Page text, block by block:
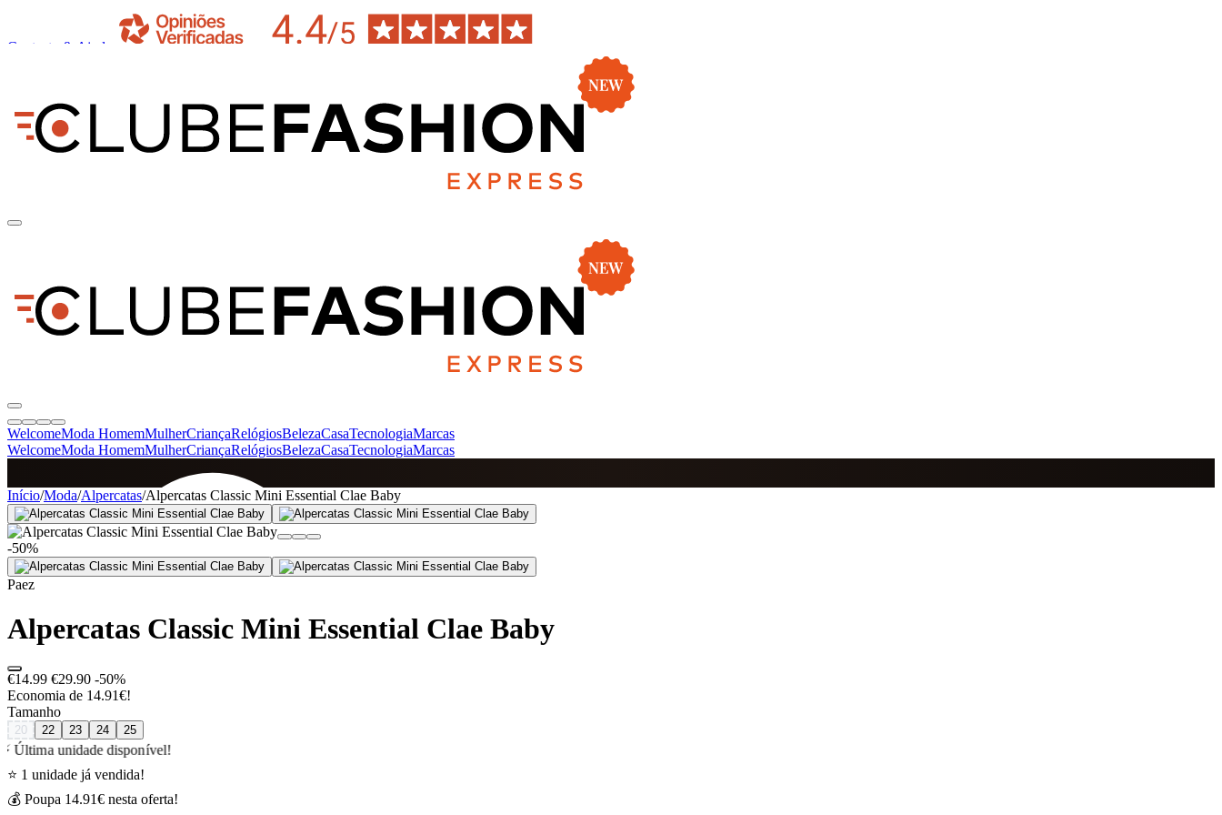
Contacto & Ajuda
WelcomeModa HomemMulherCriançaRelógiosBelezaCasaTecnologiaMarcas
WelcomeModa HomemMulherCriançaRelógiosBelezaCasaTecnologiaMarcas
SINCE 2005
+de 36.000 reviews
Início/Moda/Alpercatas/Alpercatas Classic Mini Essential Clae Baby
-50%
Paez
Alpercatas Classic Mini Essential Clae Baby
€14.99 €29.90 -50%
Economia de 14.91€!
Tamanho
20 22 23 24 25
⚡ Última unidade disponível!
⭐ 1 unidade já vendida!
💰 Poupa 14.91€ nesta oferta!